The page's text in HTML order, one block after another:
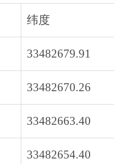
纬度
33482679.91
33482670.26
33482663.40
33482654.40